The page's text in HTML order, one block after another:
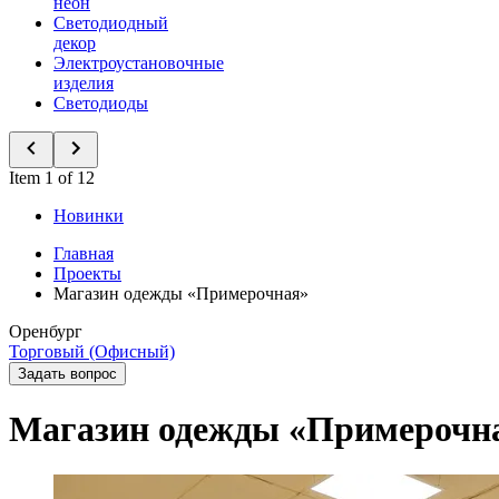
Светодиодный
декор
Электроустановочные
изделия
Светодиоды
Item 1 of 12
Новинки
Главная
Проекты
Магазин одежды «Примерочная»
Оренбург
Торговый (Офисный)
Задать вопрос
Магазин одежды